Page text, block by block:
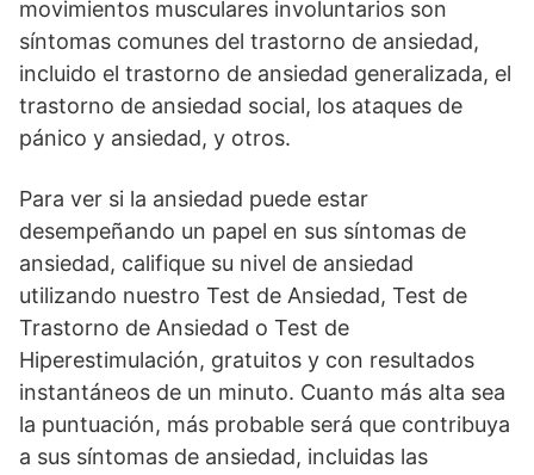
movimientos musculares involuntarios son
síntomas comunes del trastorno de ansiedad,
incluido el trastorno de ansiedad generalizada, el
trastorno de ansiedad social, los ataques de
pánico y ansiedad, y otros.
Para ver si la ansiedad puede estar
desempeñando un papel en sus síntomas de
ansiedad, califique su nivel de ansiedad
utilizando nuestro Test de Ansiedad, Test de
Trastorno de Ansiedad o Test de
Hiperestimulación, gratuitos y con resultados
instantáneos de un minuto. Cuanto más alta sea
la puntuación, más probable será que contribuya
a sus síntomas de ansiedad, incluidas las